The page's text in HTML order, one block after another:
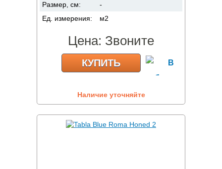
Размер, см:
-
Ед. измерения:
м2
Цена: Звоните
КУПИТЬ
Наличие уточняйте